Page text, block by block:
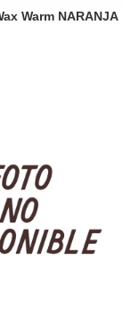
Warm NARANJA